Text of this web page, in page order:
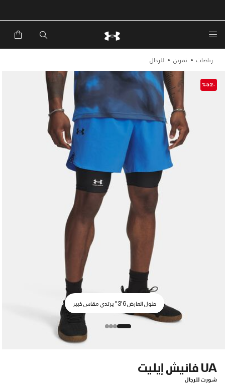
رياضات تمرين للرجال
-%52
طول العارض 6'3" يرتدي مقاس كبير
UA فانيش إيليت
شورت للرجال